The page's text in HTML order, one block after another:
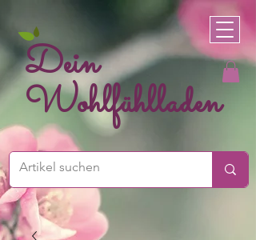
Dein
Wohlfühlladen